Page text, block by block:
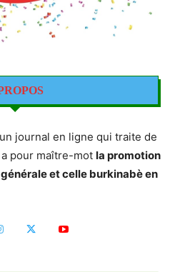
journal en ligne qui traite de
pour maître-mot la promotion
et celle burkinabè en